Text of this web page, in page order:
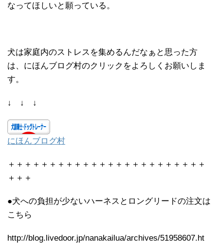
なってほしいと願っている。
犬は家庭内のストレスを集めるんだなぁと思った方
は、にほんブログ村のクリックをよろしくお願いしま
す。
↓ ↓ ↓
にほんブログ村
＋＋＋＋＋＋＋＋＋＋＋＋＋＋＋＋＋＋＋＋＋＋＋＋
＋＋＋
●犬への負担が少ないハーネスとロングリードの注文は
こちら
http://blog.livedoor.jp/nanakailua/archives/51958607.ht